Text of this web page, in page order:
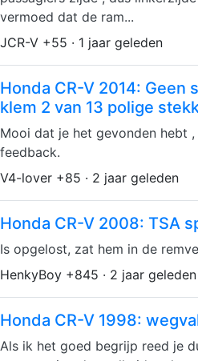
vermoed dat de ram...
JCR-V +55 · 1 jaar geleden
Honda CR-V 2014: Geen
klem 2 van 13 polige
Mooi dat je het gevonden hebt
feedback.
V4-lover +85 · 2 jaar geleden
Honda CR-V 2008: TSA
Is opgelost, zat hem in de
HenkyBoy +845 · 2 jaar geleden
Honda CR-V 1998:
Als ik het goed begrijp reed je